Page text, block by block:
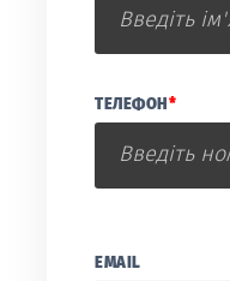
ТЕЛЕФОН *
EMAIL